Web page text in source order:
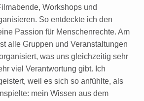
Workshops und
So entdeckte ich den
Passion für Menschenrechte. Am
alle Gruppen und Veranstaltungen
was uns gleichzeitig sehr
viel Verantwortung gibt. Ich
weil es sich so anfühlte, als
mein Wissen aus dem